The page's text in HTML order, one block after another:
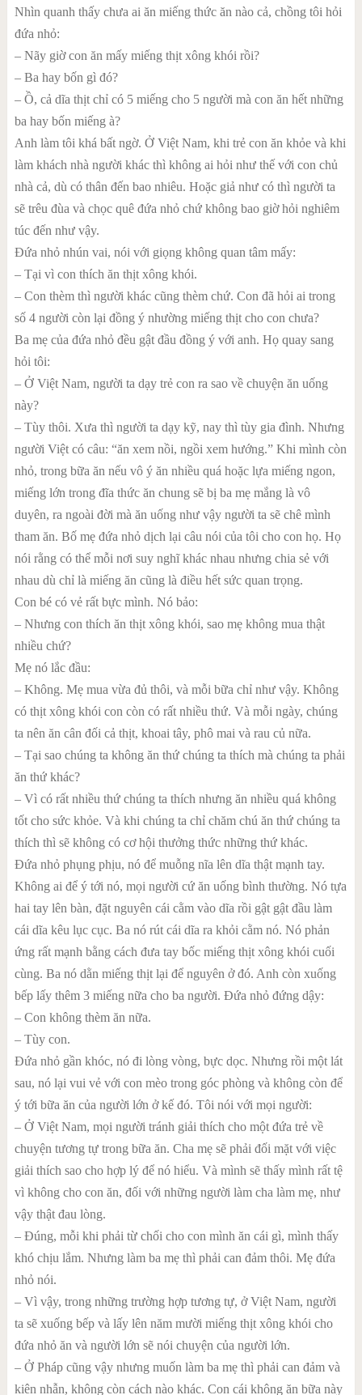
Nhìn quanh thấy chưa ai ăn miếng thức ăn nào cả, chồng tôi hỏi
đứa nhỏ:
– Nãy giờ con ăn mấy miếng thịt xông khói rồi?
– Ba hay bốn gì đó?
– Ồ, cả dĩa thịt chỉ có 5 miếng cho 5 người mà con ăn hết những
ba hay bốn miếng à?
Anh làm tôi khá bất ngờ. Ở Việt Nam, khi trẻ con ăn khỏe và khi
làm khách nhà người khác thì không ai hỏi như thế với con chủ
nhà cả, dù có thân đến bao nhiêu. Hoặc giả như có thì người ta
sẽ trêu đùa và chọc quê đứa nhỏ chứ không bao giờ hỏi nghiêm
túc đến như vậy.
Đứa nhỏ nhún vai, nói với giọng không quan tâm mấy:
– Tại vì con thích ăn thịt xông khói.
– Con thèm thì người khác cũng thèm chứ. Con đã hỏi ai trong
số 4 người còn lại đồng ý nhường miếng thịt cho con chưa?
Ba mẹ của đứa nhỏ đều gật đầu đồng ý với anh. Họ quay sang
hỏi tôi:
– Ở Việt Nam, người ta dạy trẻ con ra sao về chuyện ăn uống
này?
– Tùy thôi. Xưa thì người ta dạy kỹ, nay thì tùy gia đình. Nhưng
người Việt có câu: “ăn xem nồi, ngồi xem hướng.” Khi mình còn
nhỏ, trong bữa ăn nếu vô ý ăn nhiều quá hoặc lựa miếng ngon,
miếng lớn trong đĩa thức ăn chung sẽ bị ba mẹ mắng là vô
duyên, ra ngoài đời mà ăn uống như vậy người ta sẽ chê mình
tham ăn. Bố mẹ đứa nhỏ dịch lại câu nói của tôi cho con họ. Họ
nói rằng có thể mỗi nơi suy nghĩ khác nhau nhưng chia sẻ với
nhau dù chỉ là miếng ăn cũng là điều hết sức quan trọng.
Con bé có vẻ rất bực mình. Nó bảo:
– Nhưng con thích ăn thịt xông khói, sao mẹ không mua thật
nhiều chứ?
Mẹ nó lắc đầu:
– Không. Mẹ mua vừa đủ thôi, và mỗi bữa chỉ như vậy. Không
có thịt xông khói con còn có rất nhiều thứ. Và mỗi ngày, chúng
ta nên ăn cân đối cả thịt, khoai tây, phô mai và rau củ nữa.
– Tại sao chúng ta không ăn thứ chúng ta thích mà chúng ta phải
ăn thứ khác?
– Vì có rất nhiều thứ chúng ta thích nhưng ăn nhiều quá không
tốt cho sức khỏe. Và khi chúng ta chỉ chăm chú ăn thứ chúng ta
thích thì sẽ không có cơ hội thưởng thức những thứ khác.
Đứa nhỏ phụng phịu, nó để muỗng nĩa lên dĩa thật mạnh tay.
Không ai để ý tới nó, mọi người cứ ăn uống bình thường. Nó tựa
hai tay lên bàn, đặt nguyên cái cằm vào dĩa rồi gật gật đầu làm
cái dĩa kêu lục cục. Ba nó rút cái dĩa ra khỏi cằm nó. Nó phản
ứng rất mạnh bằng cách đưa tay bốc miếng thịt xông khói cuối
cùng. Ba nó dằn miếng thịt lại để nguyên ở đó. Anh còn xuống
bếp lấy thêm 3 miếng nữa cho ba người. Đứa nhỏ đứng dậy:
– Con không thèm ăn nữa.
– Tùy con.
Đứa nhỏ gần khóc, nó đi lòng vòng, bực dọc. Nhưng rồi một lát
sau, nó lại vui vẻ với con mèo trong góc phòng và không còn để
ý tới bữa ăn của người lớn ở kế đó. Tôi nói với mọi người:
– Ở Việt Nam, mọi người tránh giải thích cho một đứa trẻ về
chuyện tương tự trong bữa ăn. Cha mẹ sẽ phải đối mặt với việc
giải thích sao cho hợp lý để nó hiểu. Và mình sẽ thấy mình rất tệ
vì không cho con ăn, đối với những người làm cha làm mẹ, như
vậy thật đau lòng.
– Đúng, mỗi khi phải từ chối cho con mình ăn cái gì, mình thấy
khó chịu lắm. Nhưng làm ba mẹ thì phải can đảm thôi. Mẹ đứa
nhỏ nói.
– Vì vậy, trong những trường hợp tương tự, ở Việt Nam, người
ta sẽ xuống bếp và lấy lên năm mười miếng thịt xông khói cho
đứa nhỏ ăn và người lớn sẽ nói chuyện của người lớn.
– Ở Pháp cũng vậy nhưng muốn làm ba mẹ thì phải can đảm và
kiên nhẫn, không còn cách nào khác. Con cái không ăn bữa này